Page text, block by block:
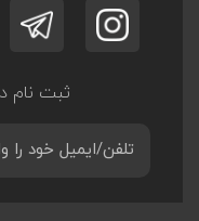
ثبت نام